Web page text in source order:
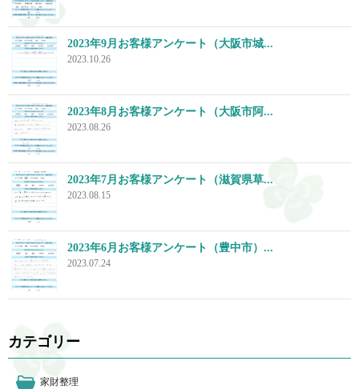
2023年9月お客様アンケート（大阪市城...
2023.10.26
2023年8月お客様アンケート（大阪市阿...
2023.08.26
2023年7月お客様アンケート（滋賀県草...
2023.08.15
2023年6月お客様アンケート（豊中市）...
2023.07.24
カテゴリー
家財整理